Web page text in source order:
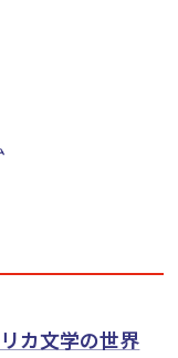
カ文学の世界